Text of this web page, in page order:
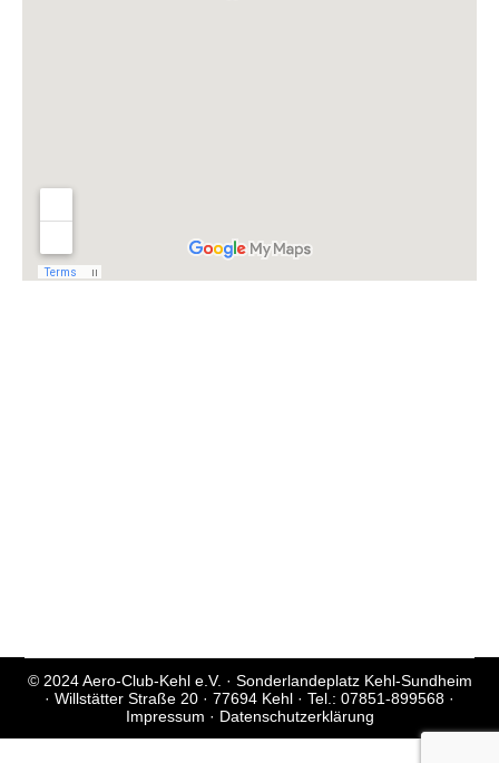
© 2024 Aero-Club-Kehl e.V. · Sonderlandeplatz Kehl-Sundheim
· Willstätter Straße 20 · 77694 Kehl · Tel.: 07851-899568 ·
Impressum · Datenschutzerklärung